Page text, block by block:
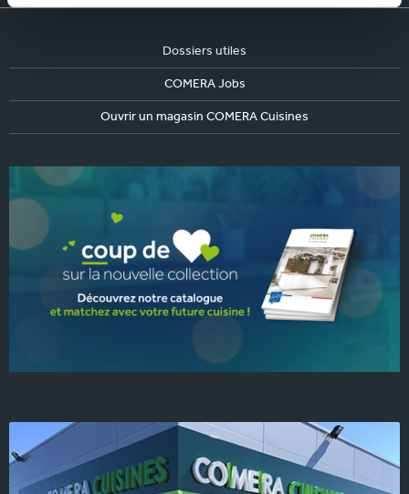
Dossiers utiles
COMERA Jobs
Ouvrir un magasin COMERA Cuisines